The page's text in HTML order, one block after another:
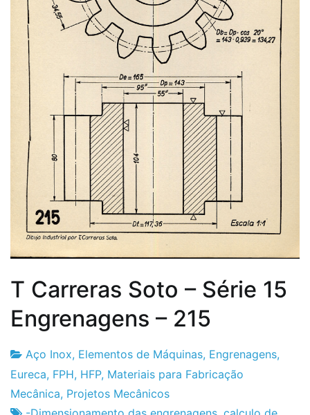
T Carreras Soto – Série 15
Engrenagens – 215
Fabrica
do
22
de
Aço Inox, Elementos de Máquinas, Engrenagens,
Eureca, FPH, HFP, Materiais para Fabricação
Mecânica, Projetos Mecânicos